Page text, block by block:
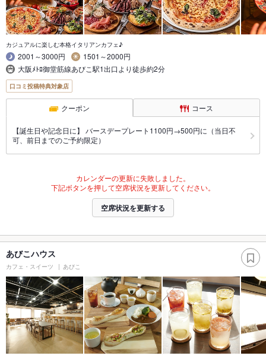
カジュアルに楽しむ本格イタリアンカフェ♪
2001～3000円
1501～2000円
大阪ﾒﾄﾛ御堂筋線あびこ駅1出口より徒歩約2分
口コミ投稿特典対象店
クーポン コース
【誕生日や記念日に】 バースデープレート1100円→500円に（当日不
可、前日までのご予約限定）
カレンダーの更新に失敗しました。
下記ボタンを押して空席状況を更新してください。
空席状況を更新する
あびこハウス
カフェ・スイーツ あびこ